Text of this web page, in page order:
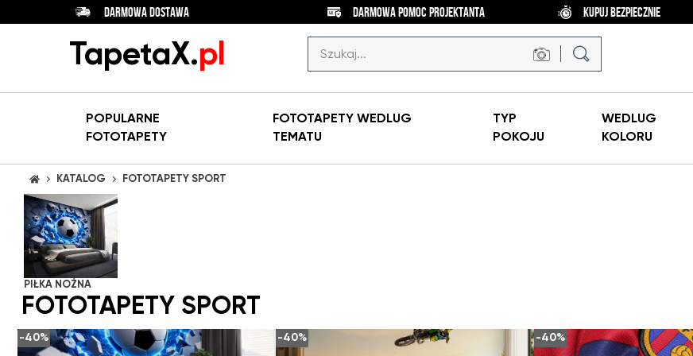
DARMOWA DOSTAWA DARMOWA POMOC PROJEKTANTA KUPUJ BEZPIECZNIE
TapetaX.pl
POPULARNE
FOTOTAPETY
FOTOTAPETYWEDLUG
TEMATU
TYP
POKOJU
WEDLUG
KOLORU
STRONA GŁÓWNA
KATALOG FOTOTAPETY SPORT
PIŁKA NOŻNA
FOTOTAPETY SPORT
-40% -40% -40%